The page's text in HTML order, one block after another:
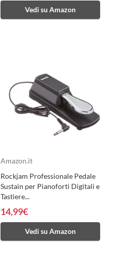
Vedi su Amazon
Amazon.it
Rockjam Professionale Pedale
Sustain per Pianoforti Digitali e
Tastiere...
14,99€
Vedi su Amazon